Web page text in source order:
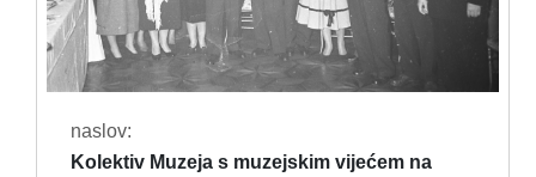
naslov:
Kolektiv Muzeja s muzejskim vijećem na